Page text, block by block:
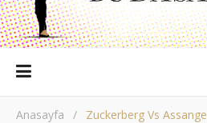
Anasayfa / Zuckerberg Vs Assange